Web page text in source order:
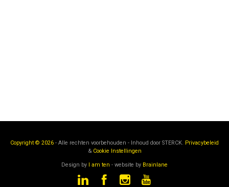
Copyright © 2026 - Alle rechten voorbehouden - Inhoud door STERCK. Privacybeleid
& Cookie Instellingen
Design by I am ten - website by Brainlane